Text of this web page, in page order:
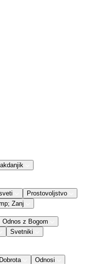
Prostovoljstvo
Zanj
Odnos z Bogom
Svetniki
Dobrota
Odnosi